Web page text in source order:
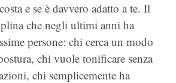
e se è davvero adatto a te. Il
che negli ultimi anni ha
persone: chi cerca un modo
chi vuole tonificare senza
chi semplicemente ha